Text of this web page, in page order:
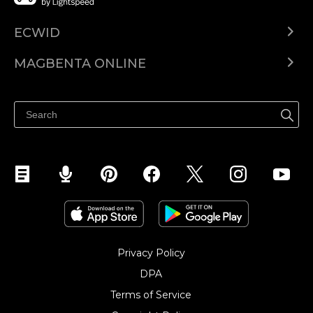
ECWID
Help center
MAGBENTA ONLINE
Ibenta sa Facebook
Privacy Policy
DPA
Terms of Service